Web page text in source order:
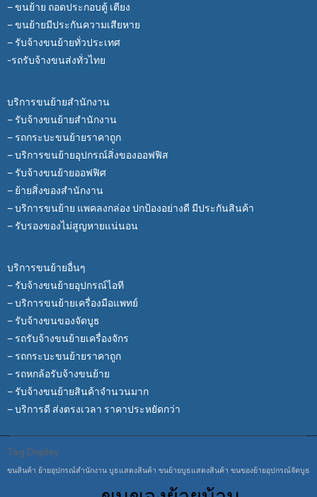
– ขนย้าย ถอดประกอบตู้ เตียง
– ขนย้ายมีประกันความเสียหาย
– รับจ้างขนย้ายทั่วประเทศ
-รถรับจ้างขนส่งทั่วไทย
บริการขนย้ายสำนักงาน
– รับจ้างขนย้ายสำนักงาน
– รถกระบะขนย้ายราคาถูก
– บริการขนย้ายอุปกรณ์สิ่งของออฟฟิส
– รับจ้างขนย้ายออฟฟิศ
– ย้ายสิ่งของสำนักงาน
– บริการขนย้าย แพคลงกล่อง ปกป้องอย่างดี มีประกันสินค้า
– รับรองของไม่สูญหายแน่นอน
บริการขนย้ายอื่นๆ
– รับจ้างขนย้ายอุปกรณ์ไอที
– บริการขนย้ายเครื่องมือแพทย์
– รับจ้างขนของจัดบูธ
– รถรับจ้างขนย้ายเครื่องจักร
– รถกระบะขนย้ายราคาถูก
– รถหกล้อรับจ้างขนย้าย
– รับจ้างขนย้ายสินค้าจำนวนมาก
– บริการดี ส่งตรงเวลา ราคาประหยัดกว่า
Tag Display
ขนสินค้า ย้ายอุปกรณ์สำนักงาน บูธแสดงสินค้า ขนย้ายบูธแสดงสินค้า ขนของย้ายอุปกรณ์จัดบูธ